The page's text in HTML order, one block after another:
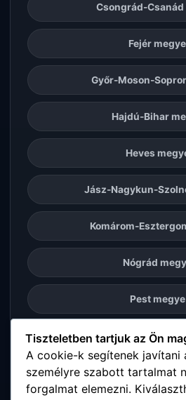
Csongrád-Csanád
Fejér megye
Győr-Moson-
Hajdú-Bihar
Heves
Jász-Nagykun-
Komárom-
Nógrád
Pest megye
Somogy
Szabolcs-Szatmár-
Tiszteletben tartjuk az Ön
A cookie-k segítenek javítani
személyre szabott tartalmat
forgalmat elemezni.